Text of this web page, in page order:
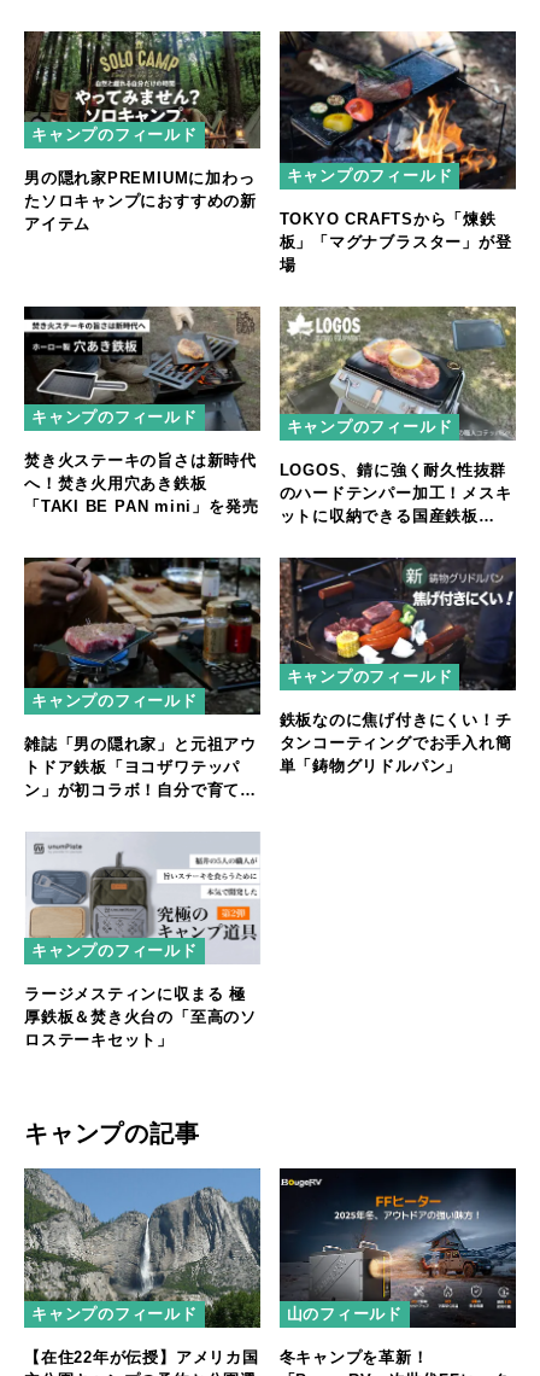
キャンプのフィールド
男の隠れ家PREMIUMに加わっ
たソロキャンプにおすすめの新
アイテム
キャンプのフィールド
TOKYO CRAFTSから「煉鉄
板」「マグナブラスター」が登
場
キャンプのフィールド
焚き火ステーキの旨さは新時代
へ！焚き火用穴あき鉄板
「TAKI BE PAN mini」を発売
キャンプのフィールド
LOGOS、錆に強く耐久性抜群
のハードテンパー加工！メスキ
ットに収納できる国産鉄板
ン！」
キャンプのフィールド
雑誌「男の隠れ家」と元祖アウ
トドア鉄板「ヨコザワテッパ
ン」が初コラボ！自分で育てる
ン ポケット」
キャンプのフィールド
鉄板なのに焦げ付きにくい！チ
タンコーティングでお手入れ簡
単「鋳物グリドルパン」
キャンプのフィールド
ラージメスティンに収まる 極
厚鉄板＆焚き火台の「至高のソ
ロステーキセット」
キャンプの記事
キャンプのフィールド
【在住22年が伝授】アメリカ国
山のフィールド
冬キャンプを革新！